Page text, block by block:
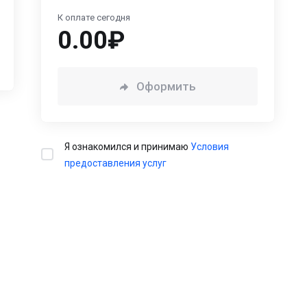
К оплате сегодня
0.00₽
Оформить
Я ознакомился и принимаю Условия
предоставления услуг